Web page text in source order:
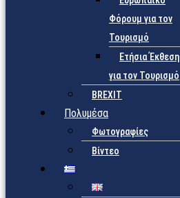
Φόρουμ για τον
Τουρισμό
Ετήσια Έκθεση
για τον Τουρισμό
BREXIT
Πολυμέσα
Φωτογραφίες
Βίντεο